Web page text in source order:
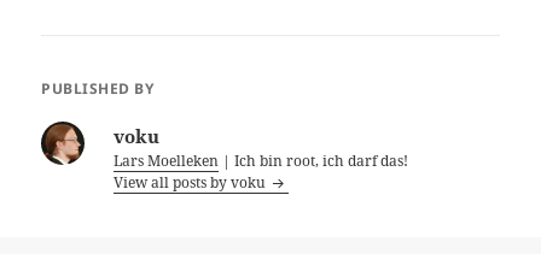
PUBLISHED BY
voku
Lars Moelleken | Ich bin root, ich darf das!
View all posts by voku